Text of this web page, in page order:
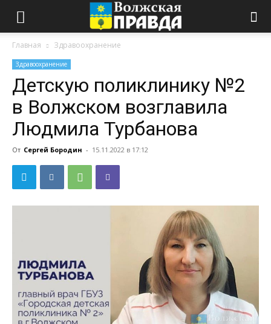
Главная Здравоохранение
Здравоохранение
Детскую поликлинику №2
в Волжском возглавила
Людмила Турбанова
От Сергей Бородин - 15.11.2022 в 17:12